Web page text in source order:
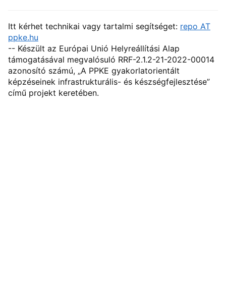
Itt kérhet technikai vagy tartalmi segítséget: repo AT
ppke.hu
-- Készült az Európai Unió Helyreállítási Alap
támogatásával megvalósuló RRF-2.1.2-21-2022-00014
azonosító számú, „A PPKE gyakorlatorientált
képzéseinek infrastrukturális- és készségfejlesztése”
című projekt keretében.